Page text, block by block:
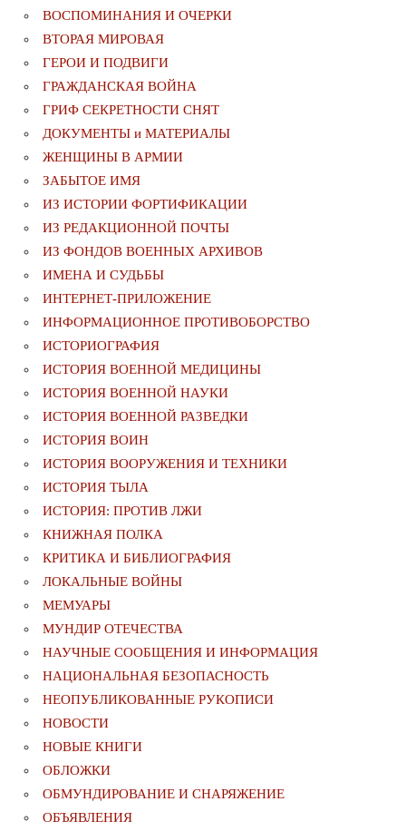
ВОСПОМИНАНИЯ И ОЧЕРКИ
ВТОРАЯ МИРОВАЯ
ГЕРОИ И ПОДВИГИ
ГРАЖДАНСКАЯ ВОЙНА
ГРИФ СЕКРЕТНОСТИ СНЯТ
ДОКУМЕНТЫ и МАТЕРИАЛЫ
ЖЕНЩИНЫ В АРМИИ
ЗАБЫТОЕ ИМЯ
ИЗ ИСТОРИИ ФОРТИФИКАЦИИ
ИЗ РЕДАКЦИОННОЙ ПОЧТЫ
ИЗ ФОНДОВ ВОЕННЫХ АРХИВОВ
ИМЕНА И СУДЬБЫ
ИНТЕРНЕТ-ПРИЛОЖЕНИЕ
ИНФОРМАЦИОННОЕ ПРОТИВОБОРСТВО
ИСТОРИОГРАФИЯ
ИСТОРИЯ ВОЕННОЙ МЕДИЦИНЫ
ИСТОРИЯ ВОЕННОЙ НАУКИ
ИСТОРИЯ ВОЕННОЙ РАЗВЕДКИ
ИСТОРИЯ ВОИН
ИСТОРИЯ ВООРУЖЕНИЯ И ТЕХНИКИ
ИСТОРИЯ ТЫЛА
ИСТОРИЯ: ПРОТИВ ЛЖИ
КНИЖНАЯ ПОЛКА
КРИТИКА И БИБЛИОГРАФИЯ
ЛОКАЛЬНЫЕ ВОЙНЫ
МЕМУАРЫ
МУНДИР ОТЕЧЕСТВА
НАУЧНЫЕ СООБЩЕНИЯ И ИНФОРМАЦИЯ
НАЦИОНАЛЬНАЯ БЕЗОПАСНОСТЬ
НЕОПУБЛИКОВАННЫЕ РУКОПИСИ
НОВОСТИ
НОВЫЕ КНИГИ
ОБЛОЖКИ
ОБМУНДИРОВАНИЕ И СНАРЯЖЕНИЕ
ОБЪЯВЛЕНИЯ